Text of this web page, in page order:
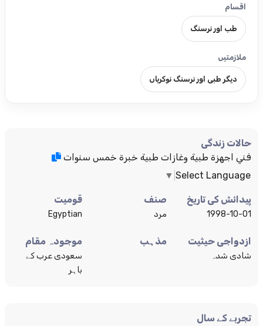
اقسام
طب اور نرسنگ
ملازمتیں
دیگر طبی اور نرسنگ نوکریاں
حالات زندگی
فني اجهزة طبية وغازات طبية خبرة خمس سنوات
Select Language
▼
پیدائش کی تاریخ
1998-10-01
صنف
مرد
قومیت
Egyptian
ازدواجی حیثیت
شادی شدہ
مذہب موجودہ مقام
سعودی عرب کے
باہر
تجربے کے سال